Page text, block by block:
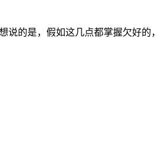
的是，假如这几点都掌握欠好的，